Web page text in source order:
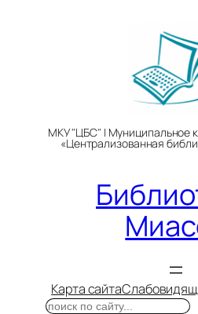
МКУ "ЦБС" | Муниципальное
«Централизованная
Карта сайта
Поиск